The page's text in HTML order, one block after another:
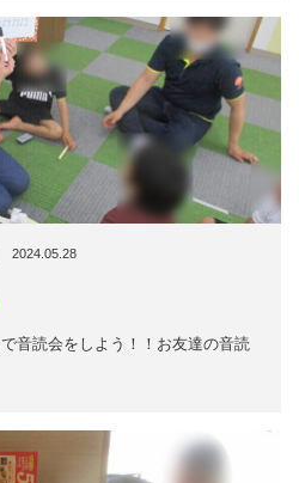
2024.05.28
音読会をしよう！！お友達の音読